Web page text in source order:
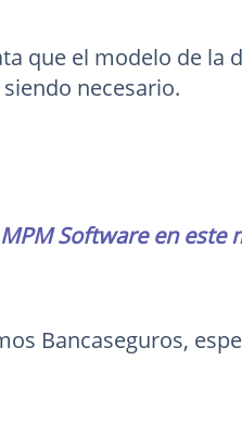
que el modelo de la
necesario.
Software en
Bancaseguros,